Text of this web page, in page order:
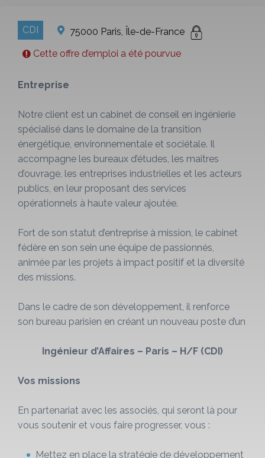
CDI
75000 Paris, Île-de-France
Cette offre d’emploi a été pourvue
Entreprise
Notre client est un cabinet de conseil en ingénierie
spécialisé dans le domaine de la transition
énergétique, environnementale et sociétale. Il
accompagne les bureaux d’études, les maitres
d’ouvrage, les entreprises industrielles et les acteurs
publics, en leur proposant des services
opérationnels à haute valeur ajoutée.
Fort de son statut d’entreprise à mission, le cabinet
fédère en son sein une équipe de passionnés,
animée par les projets à impact positif et la diversité
des missions.
Dans le cadre de son développement, il renforce
son bureau parisien en créant un nouveau poste d’un
Ingénieur d’Affaires – Paris – H/F (CDI)
Vos missions
En partenariat avec les associés, qui seront là pour
vous soutenir et vous faire progresser, vous :
Mettez en place la stratégie de développement